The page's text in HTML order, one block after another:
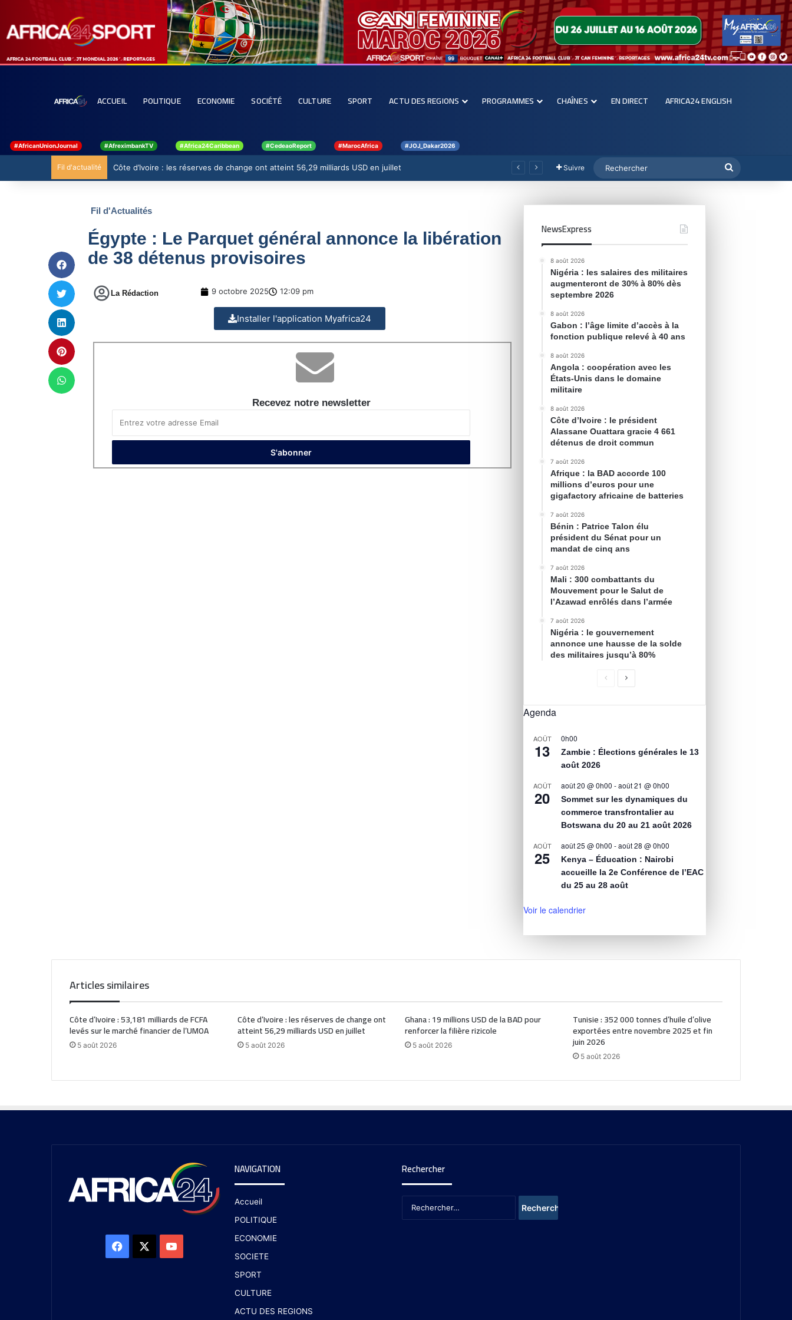
ACCUEIL POLITIQUE ECONOMIE SOCIÉTÉ CULTURE SPORT ACTU DES REGIONS PROGRAMMES CHAÎNES EN DIRECT AFRICA24 ENGLISH
#AfricanUnionJournal #AfreximbankTV #Africa24Caribbean #CedeaoReport #MarocAfrica #JOJ_Dakar2026
Fil d'actualité Côte d’Ivoire : les réserves de change ont atteint 56,29 milliards USD en juillet Suivre
Fil d'Actualités
Égypte : Le Parquet général annonce la libération
de 38 détenus provisoires
La Rédaction 9 octobre 2025 12:09 pm
Installer l'application Myafrica24
Recevez notre newsletter
NewsExpress
8 août 2026
Nigéria : les salaires des militaires
augmenteront de 30% à 80% dès
septembre 2026
8 août 2026
Gabon : l’âge limite d’accès à la
fonction publique relevé à 40 ans
8 août 2026
Angola : coopération avec les
États-Unis dans le domaine
militaire
8 août 2026
Côte d’Ivoire : le président
Alassane Ouattara gracie 4 661
détenus de droit commun
7 août 2026
Afrique : la BAD accorde 100
millions d’euros pour une
gigafactory africaine de batteries
7 août 2026
Bénin : Patrice Talon élu
président du Sénat pour un
mandat de cinq ans
7 août 2026
Mali : 300 combattants du
Mouvement pour le Salut de
l’Azawad enrôlés dans l’armée
7 août 2026
Nigéria : le gouvernement
annonce une hausse de la solde
des militaires jusqu’à 80%
Agenda
AOÛT
13
0h00
Zambie : Élections générales le 13
août 2026
AOÛT
20
août 20 @ 0h00 -août 21 @ 0h00
Sommet sur les dynamiques du
commerce transfrontalier au
Botswana du 20 au 21 août 2026
AOÛT
25
août 25 @ 0h00 -août 28 @ 0h00
Kenya – Éducation : Nairobi
accueille la 2e Conférence de l’EAC
du 25 au 28 août
Voir le calendrier
Articles similaires
Côte d’Ivoire : 53,181 milliards de FCFA
levés sur le marché financier de l’UMOA
5 août 2026
Côte d’Ivoire : les réserves de change ont
atteint 56,29 milliards USD en juillet
5 août 2026
Ghana : 19 millions USD de la BAD pour
renforcer la filière rizicole
5 août 2026
Tunisie : 352 000 tonnes d’huile d’olive
exportées entre novembre 2025 et fin
juin 2026
5 août 2026
NAVIGATION
Accueil
POLITIQUE
ECONOMIE
SOCIETE
SPORT
CULTURE
ACTU DES REGIONS
Rechercher